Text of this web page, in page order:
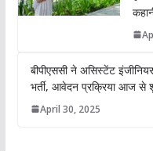
बीपीएससी ने असिस्टेंट
भर्ती, आवेदन प्रक्रिया आज से
April 30, 2025